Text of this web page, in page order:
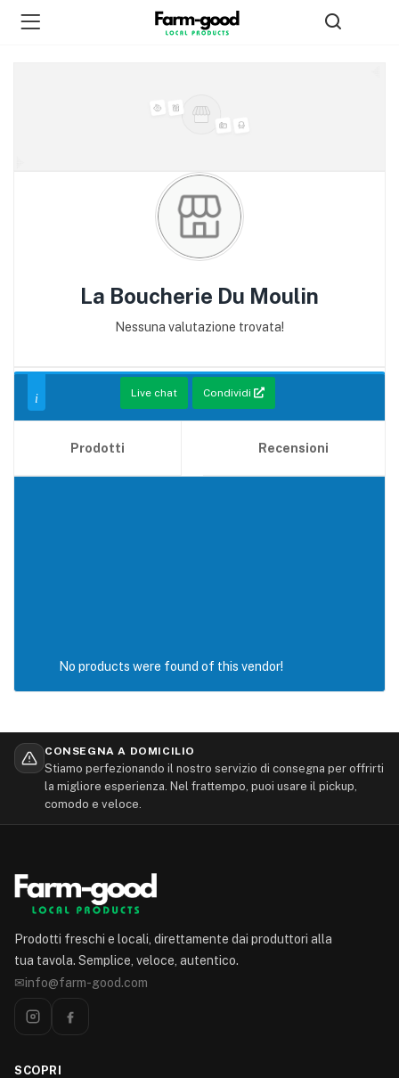
La Boucherie Du Moulin
Nessuna valutazione trovata!
Condividi
Live chat
Prodotti Recensioni
No products were found of this vendor!
CONSEGNA A DOMICILIO
Stiamo perfezionando il nostro servizio di consegna per offrirti
la migliore esperienza. Nel frattempo, puoi usare il pickup,
comodo e veloce.
Prodotti freschi e locali, direttamente dai produttori alla
tua tavola. Semplice, veloce, autentico.
✉info@farm-good.com
SCOPRI